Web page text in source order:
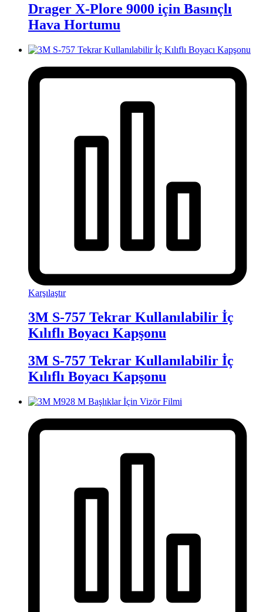
Drager X-Plore 9000 için Basınçlı
Hava Hortumu
Karşılaştır
3M S-757 Tekrar Kullanılabilir İç
Kılıflı Boyacı Kapşonu
3M S-757 Tekrar Kullanılabilir İç
Kılıflı Boyacı Kapşonu